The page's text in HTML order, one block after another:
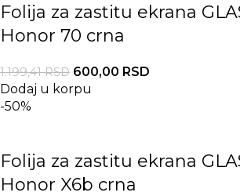
Folija za zastitu ekrana
Honor 70 crna
1.199,41RSD 600,00 RSD
Dodaj u korpu
-50%
Folija za zastitu ekrana
Honor X6b crna